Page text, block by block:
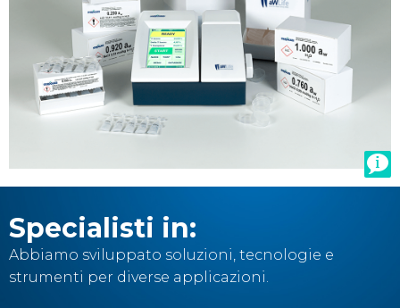
Specialisti in:
Abbiamo sviluppato soluzioni, tecnologie e
strumenti per diverse applicazioni.